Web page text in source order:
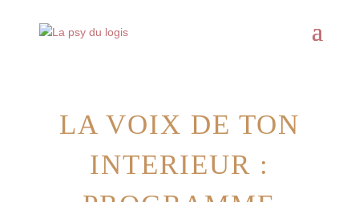
LA VOIX DE TON
INTERIEUR :